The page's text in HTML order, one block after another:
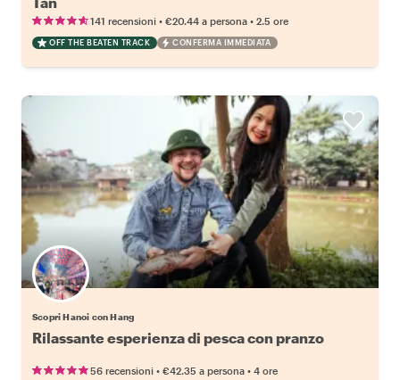
141 recensioni • €20.44 a persona • 2.5 ore
OFF THE BEATEN TRACK CONFERMA IMMEDIATA
Scopri Hanoi con Hang
Rilassante esperienza di pesca con pranzo
56 recensioni • €42.35 a persona • 4 ore